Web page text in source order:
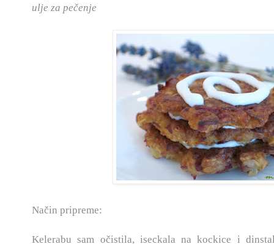
ulje za pečenje
Način pripreme:
Kelerabu sam očistila, iseckala na kockice i